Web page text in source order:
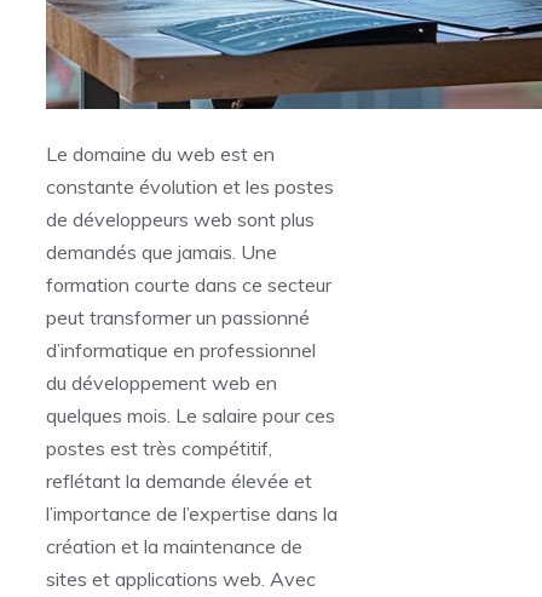
Le domaine du web est en
constante évolution et les postes
de développeurs web sont plus
demandés que jamais. Une
formation courte dans ce secteur
peut transformer un passionné
d’informatique en professionnel
du développement web en
quelques mois. Le salaire pour ces
postes est très compétitif,
reflétant la demande élevée et
l’importance de l’expertise dans la
création et la maintenance de
sites et applications web. Avec